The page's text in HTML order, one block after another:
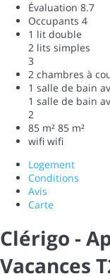
Évaluation 8.7
Occupants 4
1 lit double
2 lits simples
3
2 chambres à
1 salle de bain
1 salle de bain
2
85 m² 85 m²
wifi wifi
Logement
Conditions
Avis
Carte
Clérigo -
Vacances